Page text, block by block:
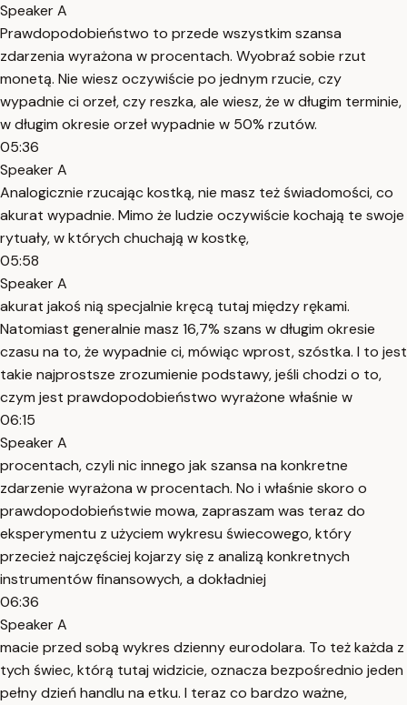
Speaker A
Prawdopodobieństwo to przede wszystkim szansa
zdarzenia wyrażona w procentach. Wyobraź sobie rzut
monetą. Nie wiesz oczywiście po jednym rzucie, czy
wypadnie ci orzeł, czy reszka, ale wiesz, że w długim terminie,
w długim okresie orzeł wypadnie w 50% rzutów.
05:36
Speaker A
Analogicznie rzucając kostką, nie masz też świadomości, co
akurat wypadnie. Mimo że ludzie oczywiście kochają te swoje
rytuały, w których chuchają w kostkę,
05:58
Speaker A
akurat jakoś nią specjalnie kręcą tutaj między rękami.
Natomiast generalnie masz 16,7% szans w długim okresie
czasu na to, że wypadnie ci, mówiąc wprost, szóstka. I to jest
takie najprostsze zrozumienie podstawy, jeśli chodzi o to,
czym jest prawdopodobieństwo wyrażone właśnie w
06:15
Speaker A
procentach, czyli nic innego jak szansa na konkretne
zdarzenie wyrażona w procentach. No i właśnie skoro o
prawdopodobieństwie mowa, zapraszam was teraz do
eksperymentu z użyciem wykresu świecowego, który
przecież najczęściej kojarzy się z analizą konkretnych
instrumentów finansowych, a dokładniej
06:36
Speaker A
macie przed sobą wykres dzienny eurodolara. To też każda z
tych świec, którą tutaj widzicie, oznacza bezpośrednio jeden
pełny dzień handlu na etku. I teraz co bardzo ważne,